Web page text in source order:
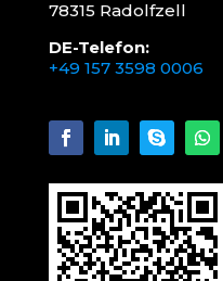
78315 Radolfzell
DE-Telefon:
+49 157 3598 0006